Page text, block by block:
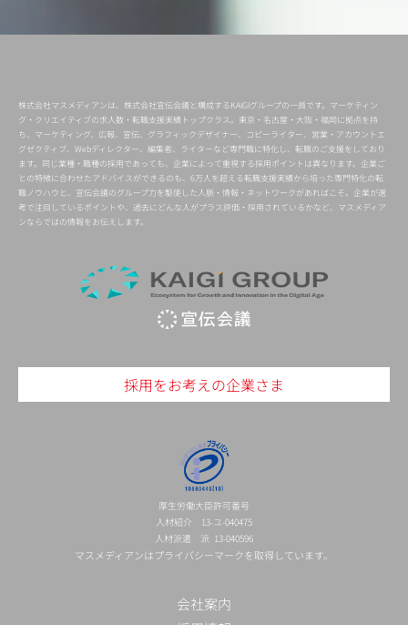
株式会社マスメディアンは、株式会社宣伝会議と構成するKAIGIグループの一員です。マーケティン
グ・クリエイティブの求人数・転職支援実績トップクラス。東京・名古屋・大阪・福岡に拠点を持
ち、マーケティング、広報、宣伝、グラフィックデザイナー、コピーライター、営業・アカウントエ
グゼクティブ、Webディレクター、編集者、ライターなど専門職に特化し、転職のご支援をしており
ます。同じ業種・職種の採用であっても、企業によって重視する採用ポイントは異なります。企業ご
との特徴に合わせたアドバイスができるのも、6万人を超える転職支援実績から培った専門特化の転
職ノウハウと、宣伝会議のグループ力を駆使した人脈・情報・ネットワークがあればこそ。企業が選
考で注目しているポイントや、過去にどんな人がプラス評価・採用されているかなど、マスメディア
ンならではの情報をお伝えします。
採用をお考えの企業さま
厚生労働大臣許可番号
人材紹介 13-ユ-040475
人材派遣 派 13-040596
マスメディアンはプライバシーマークを取得しています。
会社案内